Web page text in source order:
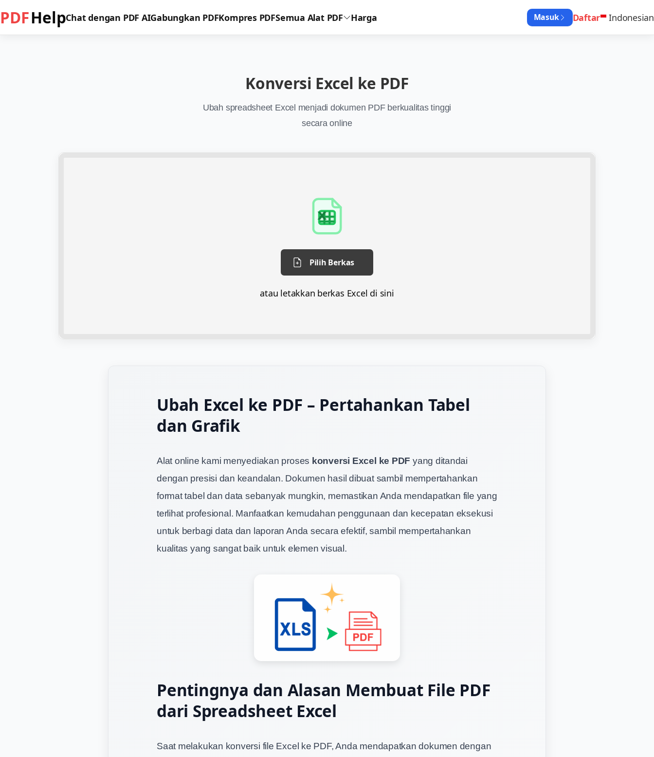
PDFHelpChat dengan PDF AIGabungkan PDFKompres PDFSemua Alat PDF Harga Masuk Daftar Indonesian
Konversi Excel ke PDF
Ubah spreadsheet Excel menjadi dokumen PDF berkualitas tinggi
secara online
Pilih Berkas
atau letakkan berkas Excel di sini
Ubah Excel ke PDF – Pertahankan Tabel
dan Grafik
Alat online kami menyediakan proses konversi Excel ke PDF yang ditandai
dengan presisi dan keandalan. Dokumen hasil dibuat sambil mempertahankan
format tabel dan data sebanyak mungkin, memastikan Anda mendapatkan file yang
terlihat profesional. Manfaatkan kemudahan penggunaan dan kecepatan eksekusi
untuk berbagi data dan laporan Anda secara efektif, sambil mempertahankan
kualitas yang sangat baik untuk elemen visual.
Pentingnya dan Alasan Membuat File PDF
dari Spreadsheet Excel
Saat melakukan konversi file Excel ke PDF, Anda mendapatkan dokumen dengan